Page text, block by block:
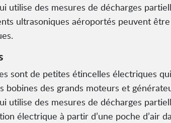
utilise des mesures de décharges
ultrasoniques aéroportés peuvent
sont de petites étincelles électriques
des grands moteurs et
utilise des mesures de décharges
électrique à partir d’une poche d’air